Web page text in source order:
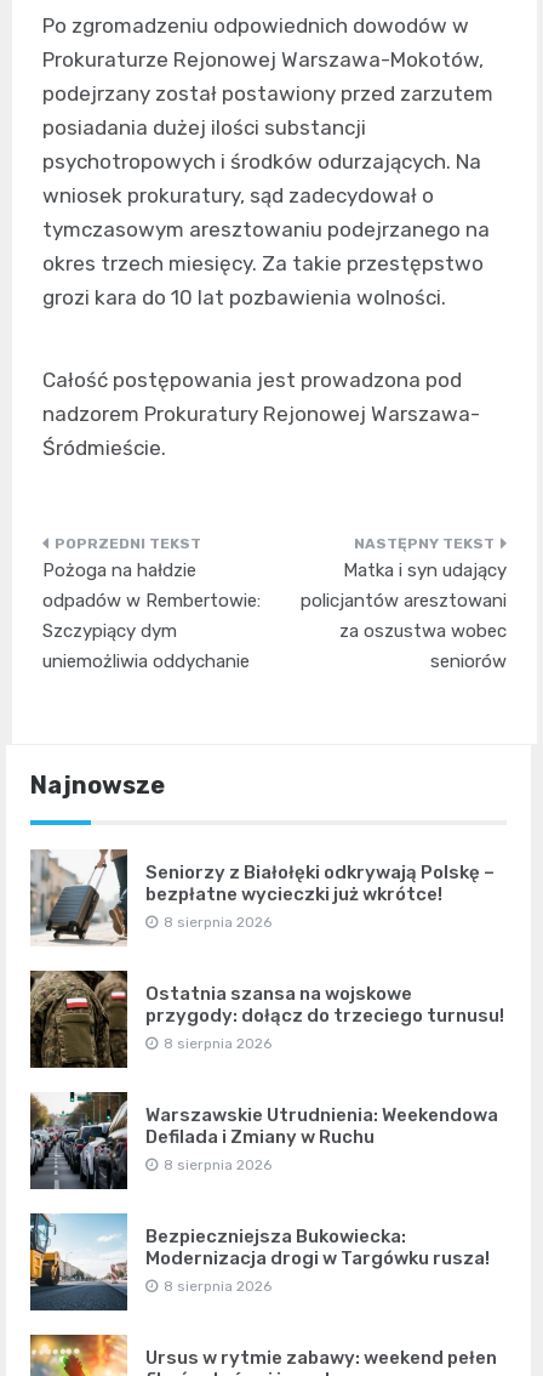
Po zgromadzeniu odpowiednich dowodów w
Prokuraturze Rejonowej Warszawa-Mokotów,
podejrzany został postawiony przed zarzutem
posiadania dużej ilości substancji
psychotropowych i środków odurzających. Na
wniosek prokuratury, sąd zadecydował o
tymczasowym aresztowaniu podejrzanego na
okres trzech miesięcy. Za takie przestępstwo
grozi kara do 10 lat pozbawienia wolności.
Całość postępowania jest prowadzona pod
nadzorem Prokuratury Rejonowej Warszawa-
Śródmieście.
Nawigacja
wpisu
Pożoga na hałdzie
odpadów w Rembertowie:
Szczypiący dym
uniemożliwia oddychanie
Matka i syn udający
policjantów aresztowani
za oszustwa wobec
seniorów
Najnowsze
Seniorzy z Białołęki odkrywają Polskę –
bezpłatne wycieczki już wkrótce!
8 sierpnia 2026
Ostatnia szansa na wojskowe
przygody: dołącz do trzeciego turnusu!
8 sierpnia 2026
Warszawskie Utrudnienia: Weekendowa
Defilada i Zmiany w Ruchu
8 sierpnia 2026
Bezpieczniejsza Bukowiecka:
Modernizacja drogi w Targówku rusza!
8 sierpnia 2026
Ursus w rytmie zabawy: weekend pełen